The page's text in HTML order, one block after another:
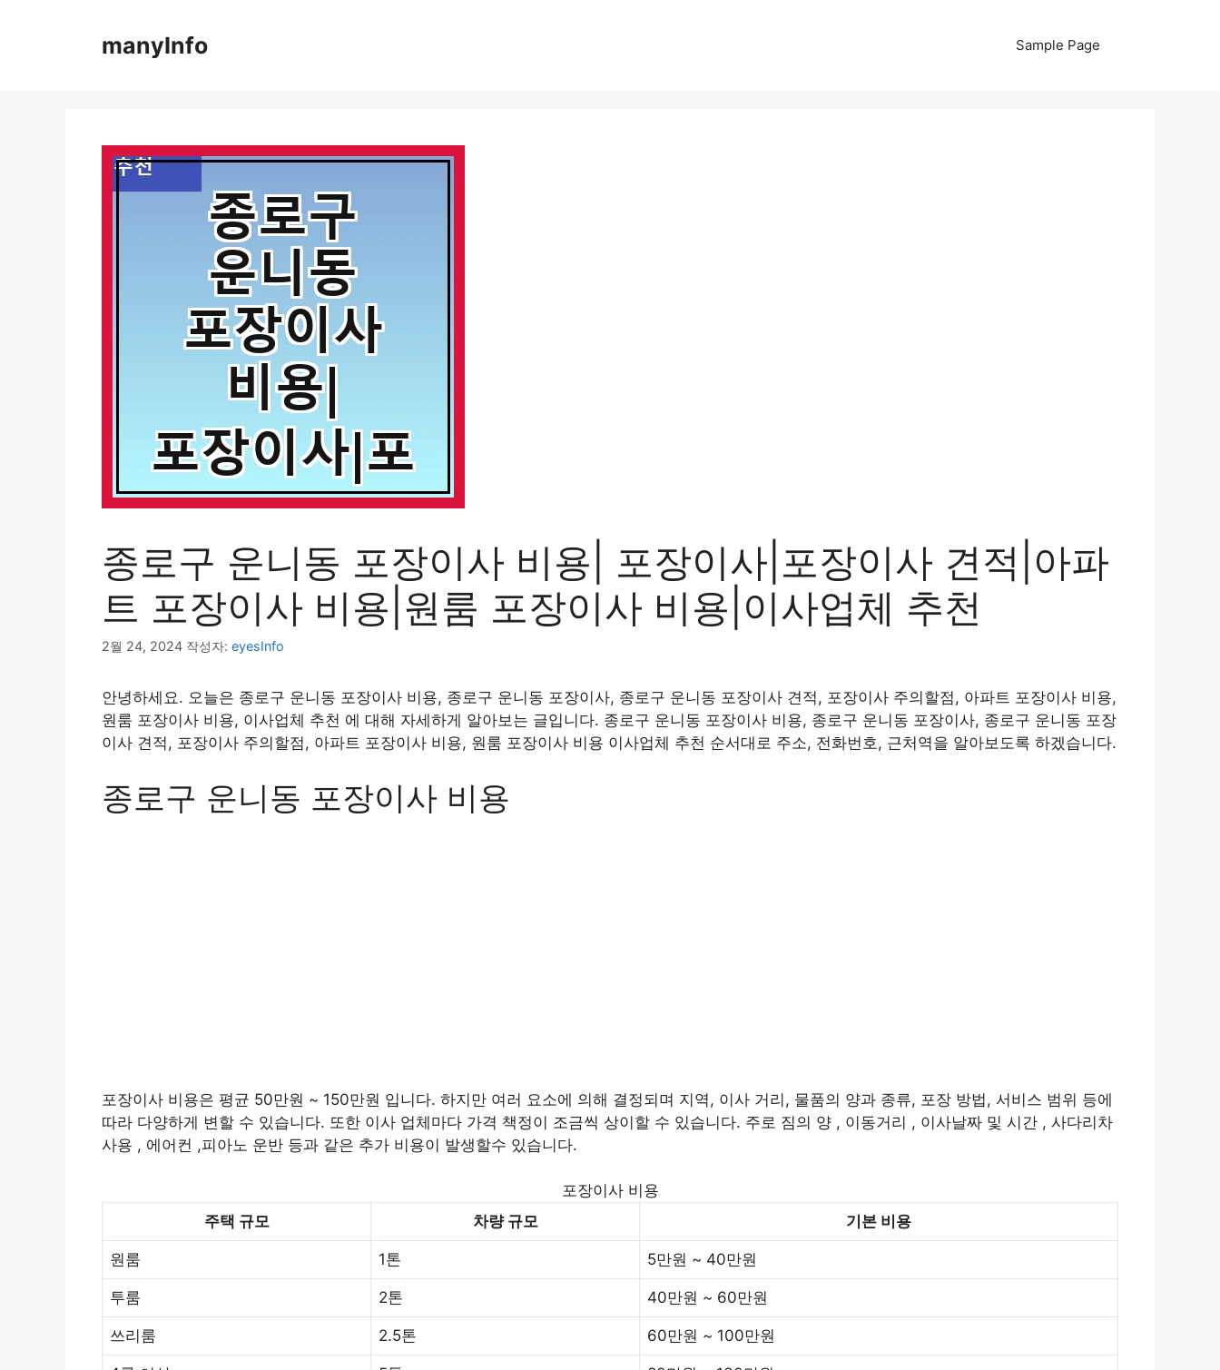
manyInfo Sample Page
종로구 운니동 포장이사 비용| 포장이사|포장이사 견적|아파
트 포장이사 비용|원룸 포장이사 비용|이사업체 추천
2월 24, 2024 작성자: eyesInfo
안녕하세요. 오늘은 종로구 운니동 포장이사 비용, 종로구 운니동 포장이사, 종로구 운니동 포장이사 견적, 포장이사 주의할점, 아파트 포장이사 비용,
원룸 포장이사 비용, 이사업체 추천 에 대해 자세하게 알아보는 글입니다. 종로구 운니동 포장이사 비용, 종로구 운니동 포장이사, 종로구 운니동 포장
이사 견적, 포장이사 주의할점, 아파트 포장이사 비용, 원룸 포장이사 비용 이사업체 추천 순서대로 주소, 전화번호, 근처역을 알아보도록 하겠습니다.
종로구 운니동 포장이사 비용
포장이사 비용은 평균 50만원 ~ 150만원 입니다. 하지만 여러 요소에 의해 결정되며 지역, 이사 거리, 물품의 양과 종류, 포장 방법, 서비스 범위 등에
따라 다양하게 변할 수 있습니다. 또한 이사 업체마다 가격 책정이 조금씩 상이할 수 있습니다. 주로 짐의 양 , 이동거리 , 이사날짜 및 시간 , 사다리차
사용 , 에어컨 ,피아노 운반 등과 같은 추가 비용이 발생할수 있습니다.
포장이사 비용
주택 규모
차량 규모 기본 비용
원룸 1톤 5만원 ~ 40만원
투룸 2톤 40만원 ~ 60만원
쓰리룸 2.5톤 60만원 ~ 100만원